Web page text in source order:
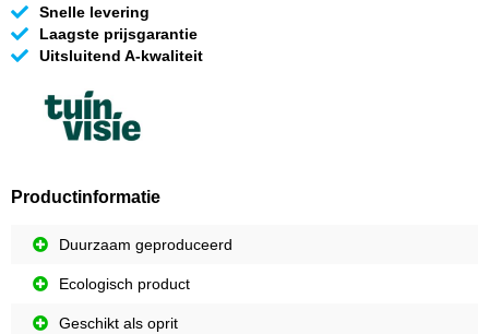
Snelle levering
Laagste prijsgarantie
Uitsluitend A-kwaliteit
Productinformatie
Duurzaam geproduceerd
Ecologisch product
Geschikt als oprit